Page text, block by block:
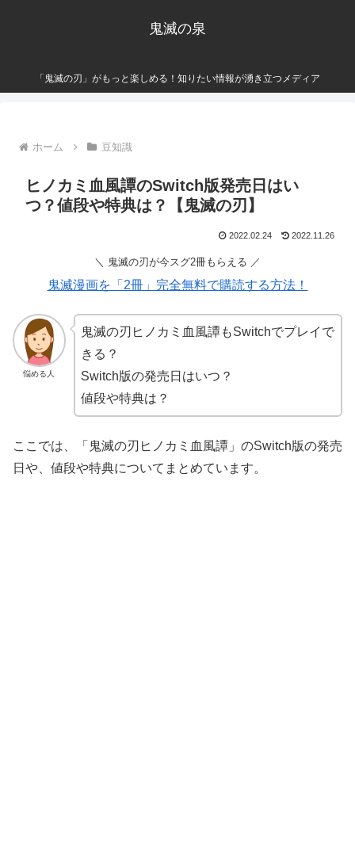
鬼滅の泉
「鬼滅の刃」がもっと楽しめる！知りたい情報が湧き立つメディア
ホーム 豆知識
ヒノカミ血風譚のSwitch版発売日はい
つ？値段や特典は？【鬼滅の刃】
2022.02.24 2022.11.26
＼ 鬼滅の刃が今スグ2冊もらえる ／
鬼滅漫画を「2冊」完全無料で購読する方法！
悩める人
鬼滅の刃ヒノカミ血風譚もSwitchでプレイで
きる？
Switch版の発売日はいつ？
値段や特典は？
ここでは、「鬼滅の刃ヒノカミ血風譚」のSwitch版の発売
日や、値段や特典についてまとめています。